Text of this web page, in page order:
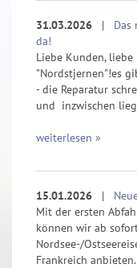
31.03.2026 | Das
da!
Liebe Kunden,
"Nordstjernen"!es
- die Reparatur
und inzwischen
weiterlesen »
15.01.2026 |
Mit der ersten
können wir ab
Nordsee-/
Frankreich